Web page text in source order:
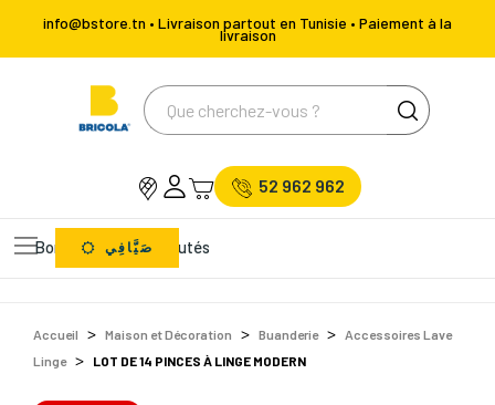
info@bstore.tn • Livraison partout en Tunisie • Paiement à la
livraison
52 962 962
Bons Plans Nouveautés
صَيَّافِي
Accueil Maison et Décoration Buanderie
Accessoires Lave
Linge
LOT DE 14 PINCES À LINGE MODERN